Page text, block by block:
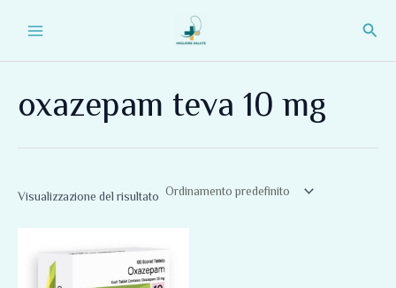
oxazepam teva 10 mg
Visualizzazione del risultato